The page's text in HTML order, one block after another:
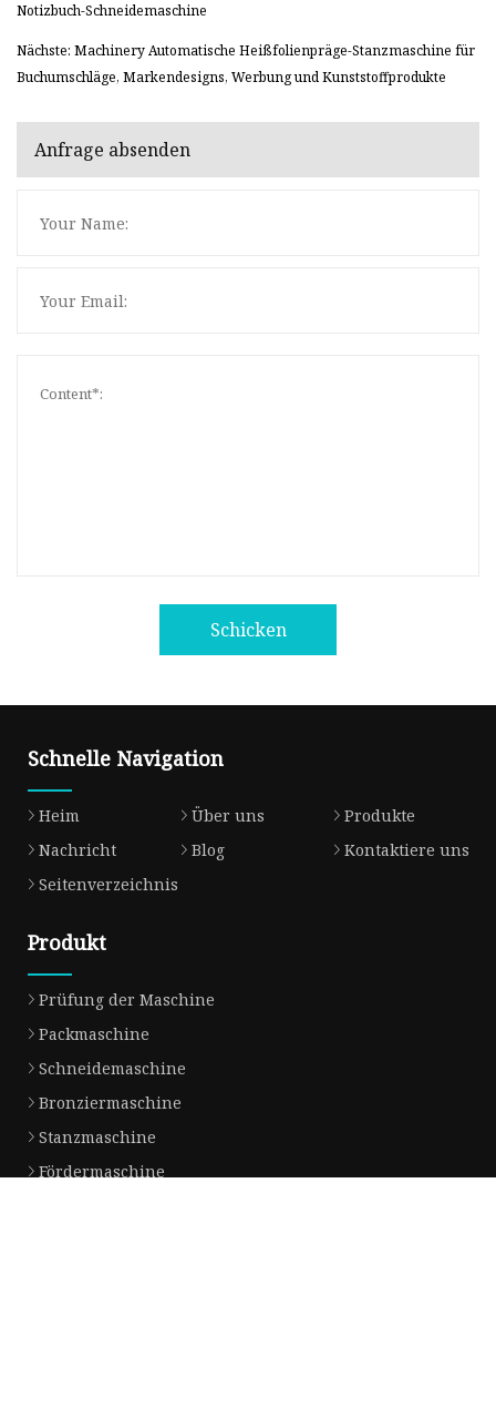
Notizbuch-Schneidemaschine
Nächste: Machinery Automatische Heißfolienpräge-Stanzmaschine für
Buchumschläge, Markendesigns, Werbung und Kunststoffprodukte
Anfrage absenden
Schicken
Schnelle Navigation
Heim Über uns
Produkte
Nachricht
Blog
Kontaktiere uns
Seitenverzeichnis
Produkt
Prüfung der Maschine
Packmaschine
Schneidemaschine
Bronziermaschine
Stanzmaschine
Fördermaschine